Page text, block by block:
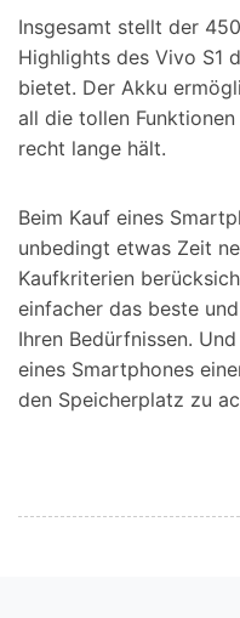
Insgesamt stellt der
Highlights des Vivo S1
bietet. Der Akku
all die tollen
recht lange hält.
Beim Kauf eines
unbedingt etwas Zeit
Kaufkriterien
einfacher das beste
Ihren Bedürfnissen.
eines Smartphones
den Speicherplatz zu